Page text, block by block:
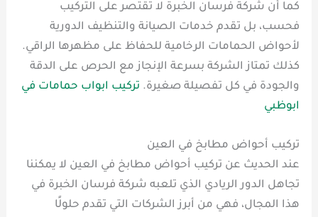
كما أن شركة فرسان الخبرة لا تقتصر على التركيب
فحسب، بل تقدم خدمات الصيانة والتنظيف الدورية
لأحواض الحمامات الرخامية للحفاظ على مظهرها الراقي.
كذلك تمتاز الشركة بسرعة الإنجاز مع الحرص على الدقة
والجودة في كل تفصيلة صغيرة. تركيب ابواب حمامات في
ابوظبي
تركيب أحواض مطابخ في العين
عند الحديث عن تركيب أحواض مطابخ في العين لا يمكننا
تجاهل الدور الريادي الذي تلعبه شركة فرسان الخبرة في
هذا المجال، فهي من أبرز الشركات التي تقدم حلولًا